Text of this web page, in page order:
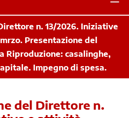
n. 13/2026. Iniziative
Presentazione del
Riproduzione: casalinghe,
Impegno di spesa.
del Direttore n.